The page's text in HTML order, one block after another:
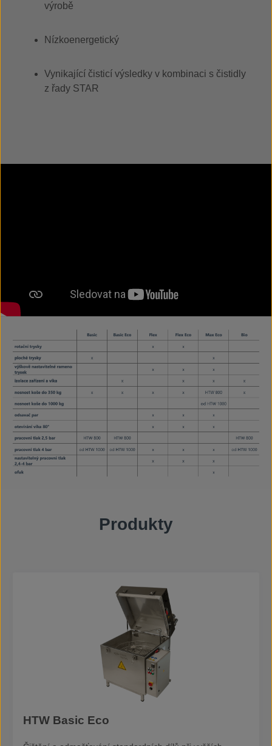
výrobě
Nízkoenergetický
Vynikající čisticí výsledky v kombinaci s čistidly
z řady STAR
Produkty
HTW Basic Eco